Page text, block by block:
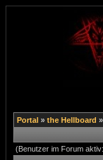
Portal » the Hellboard »
(Benutzer im Forum